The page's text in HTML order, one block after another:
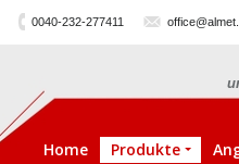
0040-232-277411
Home Produkte